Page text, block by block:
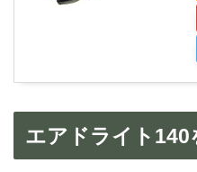
エアドライト140